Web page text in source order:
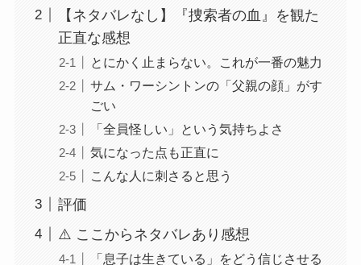
【ネタバレなし】『捜索者の血』を観た
正直な感想
とにかく止まらない。これが一番の魅力
サム・ワーシントンの「父親の顔」がす
ごい
「全員怪しい」という気持ちよさ
気になった点も正直に
こんな人に刺さると思う
評価
⚠️ ここからネタバレあり感想
「息子は生きている」をどう信じさせる